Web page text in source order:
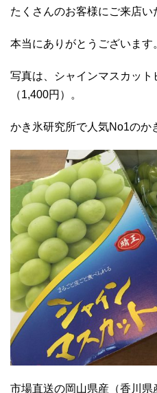
たくさんのお客様にご来店い
本当にありがとうございます
写真は、シャインマスカッ
（1,400円）。
かき氷研究所で人気No1のか
市場直送の岡山県産（香川